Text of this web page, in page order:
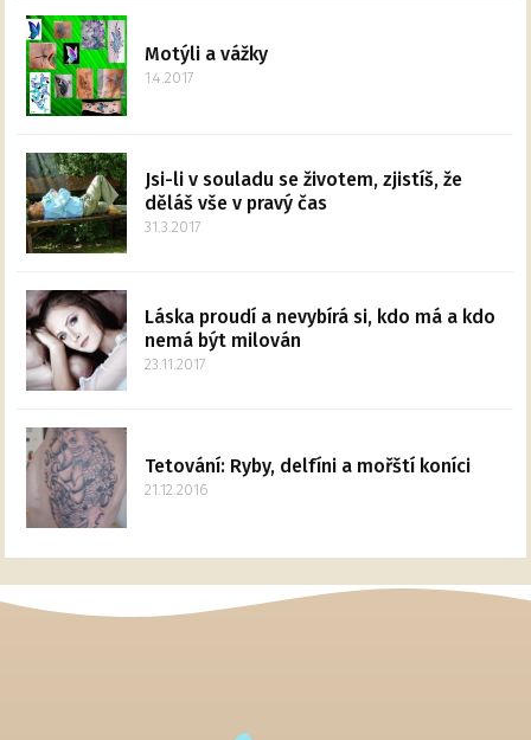
Motýli a vážky
1.4.2017
Jsi-li v souladu se životem, zjistíš, že
děláš vše v pravý čas
31.3.2017
Láska proudí a nevybírá si, kdo má a kdo
nemá být milován
23.11.2017
Tetování: Ryby, delfíni a mořští koníci
21.12.2016